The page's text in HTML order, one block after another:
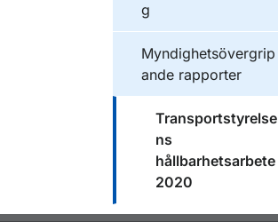
g
Publikationer inom
Myndighetsövergrip
ande rapporter
Publikationer inom
Transportstyrelse
ns
hållbarhetsarbete
2020